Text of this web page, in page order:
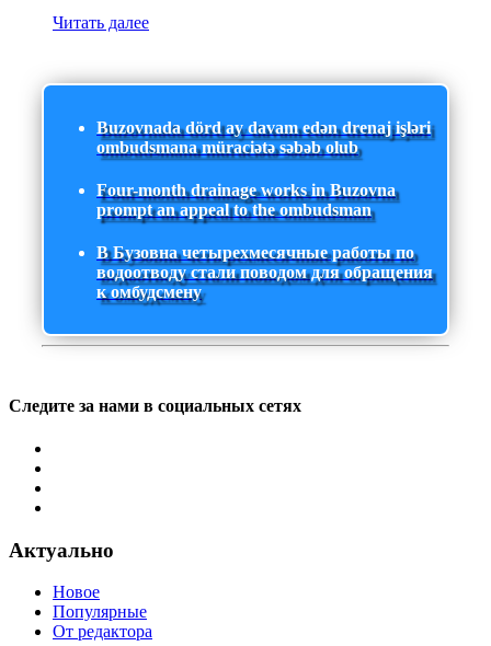
Читать далее
Buzovnada dörd ay davam edən drenaj işləri
ombudsmana müraciətə səbəb olub
Four-month drainage works in Buzovna
prompt an appeal to the ombudsman
В Бузовна четырехмесячные работы по
водоотводу стали поводом для обращения
к омбудсмену
Следите за нами в социальных сетях
Актуально
Новое
Популярные
От редактора